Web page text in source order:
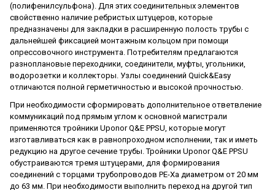
(полифенилсульфона). Для этих соединительных элементов
свойственно наличие ребристых штуцеров, которые
предназначены для закладки в расширенную полость трубы с
дальнейшей фиксацией монтажным кольцом при помощи
опрессовочного инструмента. Потребителям предлагаются
разноплановые переходники, соединители, муфты, угольники,
водорозетки и коллекторы. Узлы соединений Quick&Easy
отличаются полной герметичностью и высокой прочностью.
При необходимости сформировать дополнительное ответвление
коммуникаций под прямым углом к основной магистрали
применяются тройники Uponor Q&E PPSU, которые могут
изготавливаться как в равнопроходном исполнении, так и иметь
редукцию на другое сечение трубы. Тройники Uponor Q&E PPSU
обустраиваются тремя штуцерами, для формирования
соединений с торцами трубопроводов PE-Xa диаметром от 20 мм
до 63 мм. При необходимости выполнить переход на другой тип